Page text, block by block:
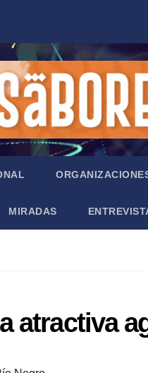
MIRADAS
atractiva